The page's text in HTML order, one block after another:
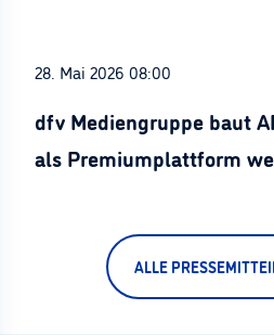
28. Mai 2026 08:00
dfv Mediengruppe baut
als Premiumplattform
ALLE